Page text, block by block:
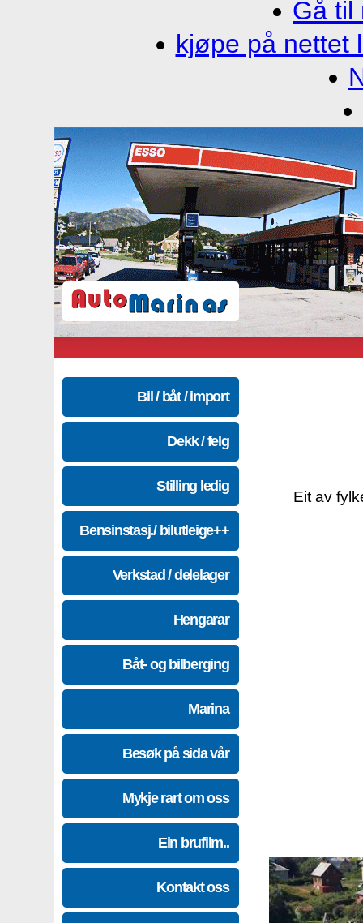
Gå til
kjøpe på nettet
Bil / båt / import
Dekk / felg
Stilling ledig
Bensinstasj./ bilutleige++
Verkstad / delelager
Hengarar
Båt- og bilberging
Marina
Besøk på sida vår
Mykje rart om oss
Ein brufilm..
Kontakt oss
Eit av